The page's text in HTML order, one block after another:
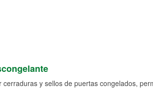
cerraduras y sellos de puertas congelados,